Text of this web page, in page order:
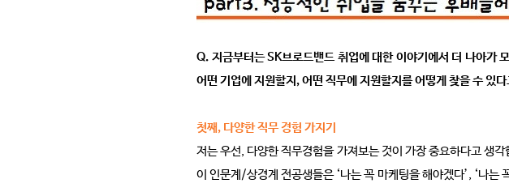
Q. 지금부터는 SK브로드밴드 취업에 대한 이야기에서 더 나아가
어떤 기업에 지원할지, 어떤 직무에 지원할지를 어떻게 찾을 수 있
첫째, 다양한 직무 경험 가지기
저는 우선, 다양한 직무경험을 가져보는 것이 가장 중요하다고 생
이 인문계/상경계 전공생들은 ‘나는 꼭 마케팅을 해야겠다’, ‘나는